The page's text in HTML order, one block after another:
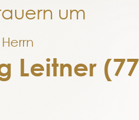
um
Leitner
Herrn